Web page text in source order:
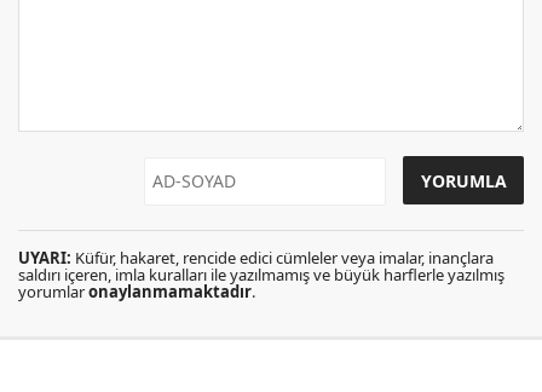
UYARI: Küfür, hakaret, rencide edici cümleler veya imalar, inançlara
saldırı içeren, imla kuralları ile yazılmamış ve büyük harflerle yazılmış
yorumlaronaylanmamaktadır.